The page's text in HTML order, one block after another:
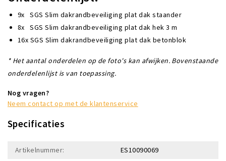
9x SGS Slim dakrandbeveiliging plat dak staander
8x SGS Slim dakrandbeveiliging plat dak hek 3 m
16x SGS Slim dakrandbeveiliging plat dak betonblok
* Het aantal onderdelen op de foto's kan afwijken. Bovenstaande
onderdelenlijst is van toepassing.
Nog vragen?
Neem contact op met de klantenservice
Specificaties
Artikelnummer:
ES10090069